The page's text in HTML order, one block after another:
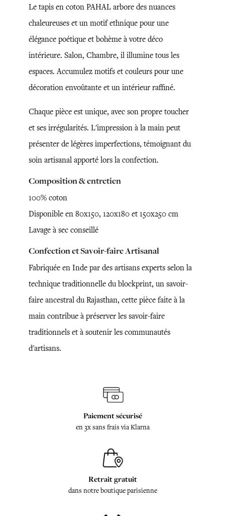
Le tapis en coton PAHAL arbore des nuances
chaleureuses et un motif ethnique pour une
élégance poétique et bohème à votre déco
intérieure. Salon, Chambre, il illumine tous les
espaces. Accumulez motifs et couleurs pour une
décoration envoûtante et un intérieur raffiné.
Chaque pièce est unique, avec son propre toucher
et ses irrégularités. L'impression à la main peut
présenter de légères imperfections, témoignant du
soin artisanal apporté lors la confection.
Composition & entretien
100% coton
Disponible en 80x150, 120x180 et 150x250 cm
Lavage à sec conseillé
Confection et Savoir-faire Artisanal
Fabriquée en Inde par des artisans experts selon la
technique traditionnelle du blockprint, un savoir-
faire ancestral du Rajasthan, cette pièce faite à la
main contribue à préserver les savoir-faire
traditionnels et à soutenir les communautés
d'artisans.
Paiement sécurisé
en 3x sans frais via Klarna
Retrait gratuit
dans notre boutique parisienne